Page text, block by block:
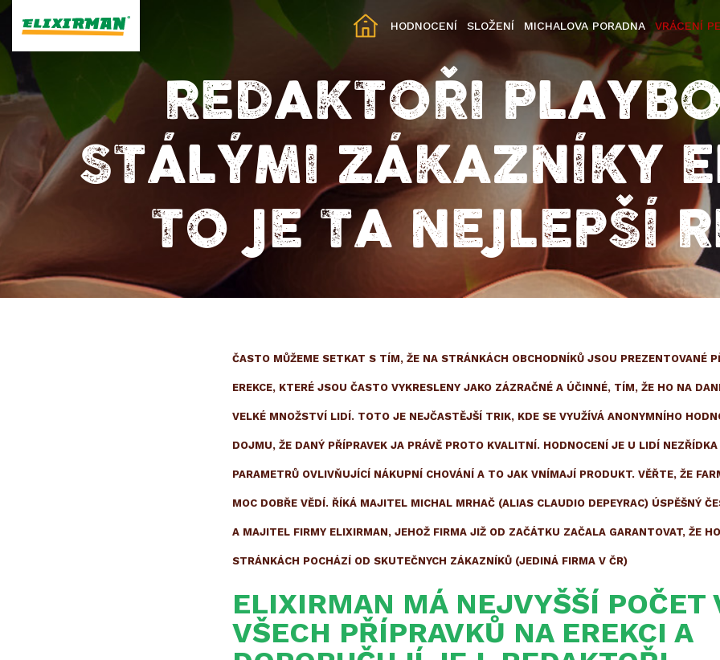
HODNOCENÍ SLOŽENÍ MICHALOVA PORADNA VRÁCENÍ
REDAKTOŘI
STÁLÝMI ZÁKAZNÍKY
TO JE TA NEJLEPŠÍ
ČASTO MŮŽEME SETKAT S TÍM, ŽE NA STRÁNKÁCH OBCHODNÍKŮ JSOU PREZENTOVANÉ
EREKCE, KTERÉ JSOU ČASTO VYKRESLENY JAKO ZÁZRAČNÉ A ÚČINNÉ, TÍM, ŽE HO NA
VELKÉ MNOŽSTVÍ LIDÍ. TOTO JE NEJČASTĚJŠÍ TRIK, KDE SE VYUŽÍVÁ ANONYMNÍHO
DOJMU, ŽE DANÝ PŘÍPRAVEK JA PRÁVĚ PROTO KVALITNÍ. HODNOCENÍ JE U LIDÍ
PARAMETRŮ OVLIVŇUJÍCÍ NÁKUPNÍ CHOVÁNÍ A TO JAK VNÍMAJÍ PRODUKT. VĚŘTE, ŽE
MOC DOBŘE VĚDÍ. ŘÍKÁ MAJITEL MICHAL MRHAČ (ALIAS CLAUDIO DEPEYRAC) ÚSPĚŠNÝ
A MAJITEL FIRMY ELIXIRMAN, JEHOŽ FIRMA JIŽ OD ZAČÁTKU ZAČALA GARANTOVAT, ŽE
STRÁNKÁCH POCHÁZÍ OD SKUTEČNYCH ZÁKAZNÍKŮ (JEDINÁ FIRMA V ČR)
ELIXIRMAN MÁ NEJVYŠŠÍ POČET
VŠECH PŘÍPRAVKŮ NA EREKCI A